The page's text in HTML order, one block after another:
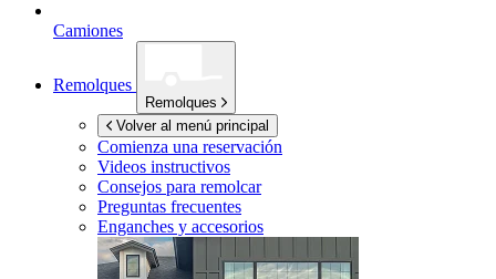
Camiones
Remolques
Remolques
Volver al menú principal
Comienza una reservación
Videos instructivos
Consejos para remolcar
Preguntas frecuentes
Enganches y accesorios